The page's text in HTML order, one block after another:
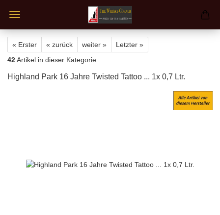
« Erster « zurück weiter »
Letzter »
42Artikel in dieser Kategorie
Highland Park 16 Jahre Twisted Tattoo ... 1x 0,7 Ltr.